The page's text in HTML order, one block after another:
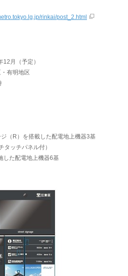
rinkai/post_2.html
月（予定）
有明地区
（R）を搭載した配電地上機器3基
チパネル付）
電地上機器6基